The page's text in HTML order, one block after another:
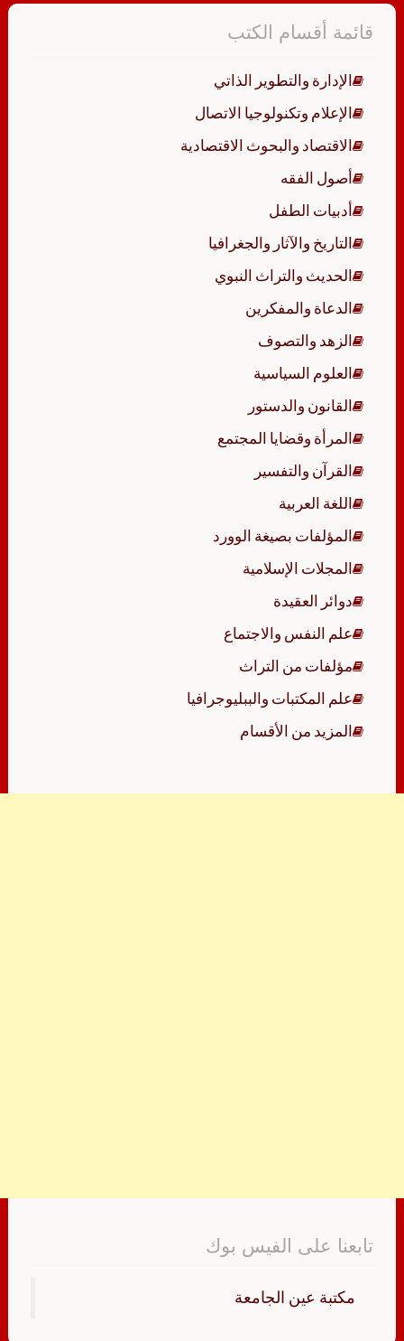
قائمة أقسام الكتب
الإدارة والتطوير الذاتي
الإعلام وتكنولوجيا الاتصال
الاقتصاد والبحوث الاقتصادية
أصول الفقه
أدبيات الطفل
التاريخ والآثار والجغرافيا
الحديث والتراث النبوي
الدعاة والمفكرين
الزهد والتصوف
العلوم السياسية
القانون والدستور
المرأة وقضايا المجتمع
القرآن والتفسير
اللغة العربية
المؤلفات بصيغة الوورد
المجلات الإسلامية
دوائر العقيدة
علم النفس والاجتماع
مؤلفات من التراث
علم المكتبات والببليوجرافيا
المزيد من الأقسام
تابعنا على الفيس بوك
‏مكتبة عين الجامعة‏